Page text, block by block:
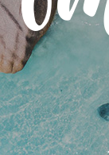
Товары к 9 мая